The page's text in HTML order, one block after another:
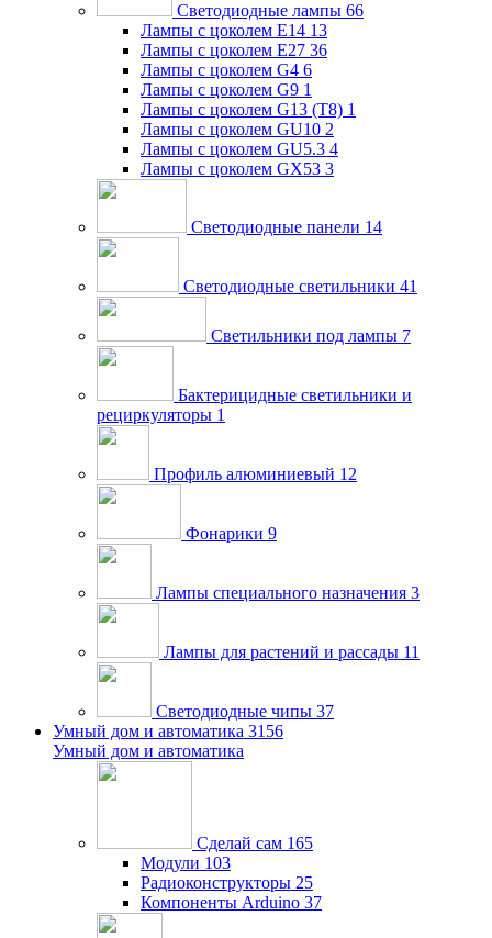
Светодиодные лампы 66
Лампы с цоколем E14 13
Лампы с цоколем E27 36
Лампы с цоколем G4 6
Лампы с цоколем G9 1
Лампы с цоколем G13 (Т8) 1
Лампы с цоколем GU10 2
Лампы с цоколем GU5.3 4
Лампы с цоколем GX53 3
Светодиодные панели 14
Светодиодные светильники 41
Светильники под лампы 7
Бактерицидные светильники и
рециркуляторы 1
Профиль алюминиевый 12
Фонарики 9
Лампы специального назначения 3
Лампы для растений и рассады 11
Светодиодные чипы 37
Умный дом и автоматика 3156
Умный дом и автоматика
Сделай сам 165
Модули 103
Радиоконструкторы 25
Компоненты Arduino 37